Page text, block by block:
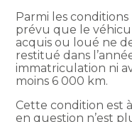
Parmi les
prévu que le
acquis ou loué ne
restitué dans
immatriculation ni
moins 6 000 km.
Cette condition est
en question n’est